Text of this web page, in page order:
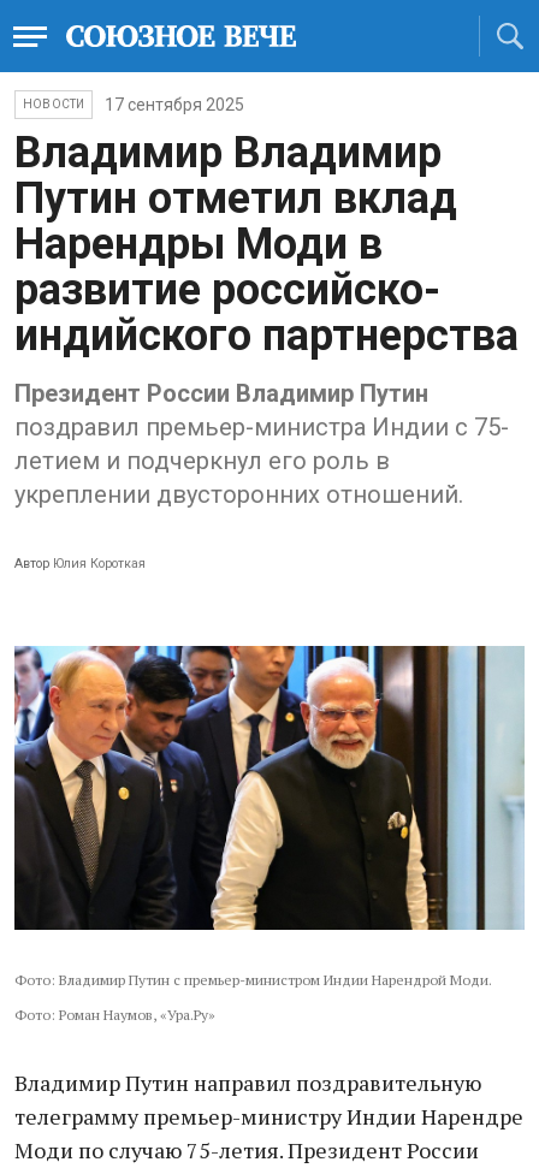
НОВОСТИ 17 сентября 2025
Владимир Владимир
Путин отметил вклад
Нарендры Моди в
развитие российско-
индийского партнерства
Президент России Владимир Путин
поздравил премьер-министра Индии с 75-
летием и подчеркнул его роль в
укреплении двусторонних отношений.
Автор Юлия Короткая
Фото: Владимир Путин с премьер-министром Индии Нарендрой Моди.
Фото: Роман Наумов, «Ура.Ру»
Владимир Путин направил поздравительную
телеграмму премьер-министру Индии Нарендре
Моди по случаю 75-летия. Президент России